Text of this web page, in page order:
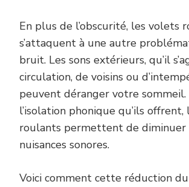
En plus de l’obscurité, les volets
s’attaquent à une autre
bruit. Les sons extérieurs, qu’il
circulation, de voisins ou
peuvent déranger votre sommeil.
l’isolation phonique qu’ils
roulants permettent de diminuer
nuisances sonores.
Voici comment cette réduction